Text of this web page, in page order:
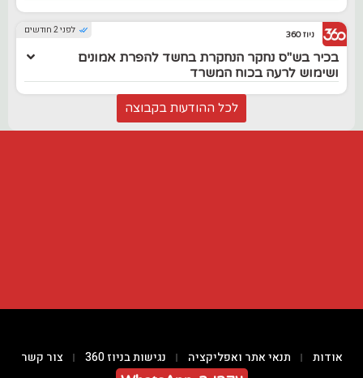
לפני 2 חודשים ניוז 360
בכיר בש"ס נחקר הנחקרת בחשד להפרת אמונים
ושימוש לרעה בכוח המשרד
לכל ההודעות בקבוצה
אודות תנאי אתר ואפליקציה נגישות בניוז 360 צור קשר